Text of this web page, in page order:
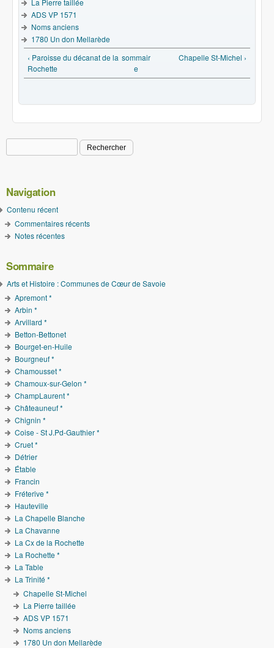
La Pierre taillée
ADS VP 1571
Noms anciens
1780 Un don Mellarède
‹ Paroisse du décanat de la
Rochette
sommair
e
Chapelle St-Michel ›
Formulaire de recherche
Navigation
Contenu récent
Commentaires récents
Notes récentes
Sommaire
Arts et Histoire : Communes de Cœur de Savoie
Apremont *
Arbin *
Arvillard *
Betton-Bettonet
Bourget-en-Huile
Bourgneuf *
Chamousset *
Chamoux-sur-Gelon *
ChampLaurent *
Châteauneuf *
Chignin *
Coise - St J.Pd-Gauthier *
Cruet *
Détrier
Étable
Francin
Fréterive *
Hauteville
La Chapelle Blanche
La Chavanne
La Cx de la Rochette
La Rochette *
La Table
La Trinité *
Chapelle St-Michel
La Pierre taillée
ADS VP 1571
Noms anciens
1780 Un don Mellarède